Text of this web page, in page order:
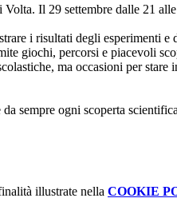
Il 29 settembre dalle 21
i risultati degli esperimenti
giochi, percorsi e piacevoli
ma occasioni per
sempre ogni scoperta
illustrate nella COOKIE